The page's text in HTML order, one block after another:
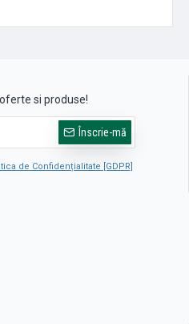
si produse!
Înscrie-mă
de Confidențialitate [GDPR]